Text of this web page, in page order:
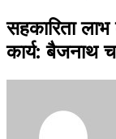
सहकारिता
कार्य: बैजनाथ